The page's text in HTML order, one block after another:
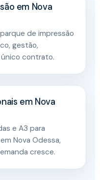
em Nova
de impressão
gestão,
contrato.
em Nova
e A3 para
Nova Odessa,
cresce.